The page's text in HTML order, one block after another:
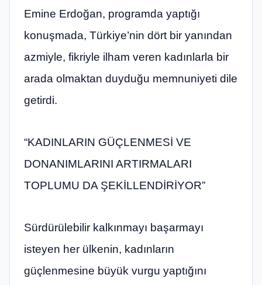
Emine Erdoğan, programda yaptığı
konuşmada, Türkiye’nin dört bir yanından
azmiyle, fikriyle ilham veren kadınlarla bir
arada olmaktan duyduğu memnuniyeti dile
getirdi.
“KADINLARIN GÜÇLENMESİ VE
DONANIMLARINI ARTIRMALARI
TOPLUMU DA ŞEKİLLENDİRİYOR”
Sürdürülebilir kalkınmayı başarmayı
isteyen her ülkenin, kadınların
güçlenmesine büyük vurgu yaptığını